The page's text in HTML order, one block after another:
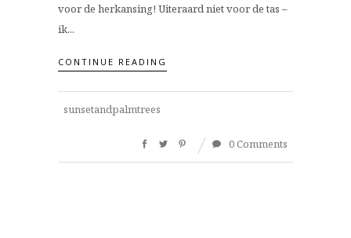
voor de herkansing! Uiteraard niet voor de tas –
ik...
CONTINUE READING
sunsetandpalmtrees
0 Comments